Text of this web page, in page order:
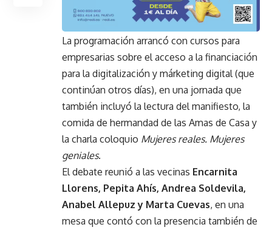
La programación arrancó con cursos para
empresarias sobre el acceso a la financiación
para la digitalización y márketing digital (que
continúan otros días), en una jornada que
también incluyó la lectura del manifiesto, la
comida de hermandad de las Amas de Casa y
la charla coloquio Mujeres reales. Mujeres
geniales.
El debate reunió a las vecinas Encarnita
Llorens, Pepita Ahís, Andrea Soldevila,
Anabel Allepuz y Marta Cuevas, en una
mesa que contó con la presencia también de